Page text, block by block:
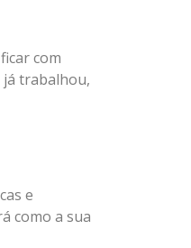
com
já trabalhou,
e
como a sua